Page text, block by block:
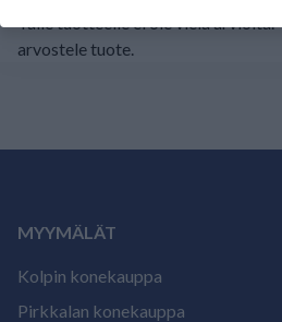
Tälle tuotteelle ei ole vielä arvioita.
arvostele tuote.
MYYMÄLÄT
Kolpin konekauppa
Pirkkalan konekauppa